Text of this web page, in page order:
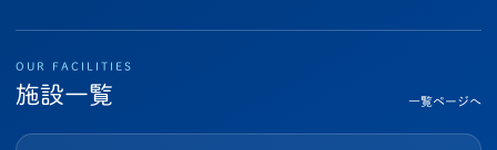
OUR FACILITIES
施設一覧 一覧ページへ